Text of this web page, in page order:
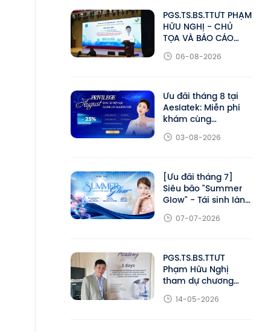
PGS.TS.BS.TTƯT PHẠM
HỮU NGHỊ - CHỦ
TỌA VÀ BÁO CÁO
VIÊN TẠI HỘI NGHỊ
KHOA HỌC HALMeS
06-08-2026
Ưu đãi tháng 8 tại
Aeslatek: Miễn phí
khám cùng
PGS.TS.BS.TTƯT
Phạm Hữu Nghị,
03-08-2026
[Ưu đãi tháng 7]
Siêu bão "Summer
Glow" - Tái sinh làn
da khỏe đẹp cùng
Aeslatek
07-07-2026
PGS.TS.BS.TTƯT
Phạm Hữu Nghị
tham dự chương
trình đào tạo chuyên
sâu DEKA Academy
14-05-2026